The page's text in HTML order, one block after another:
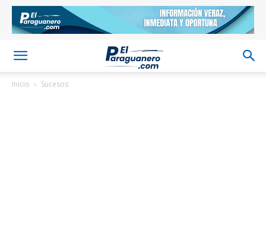
Inicio Sucesos